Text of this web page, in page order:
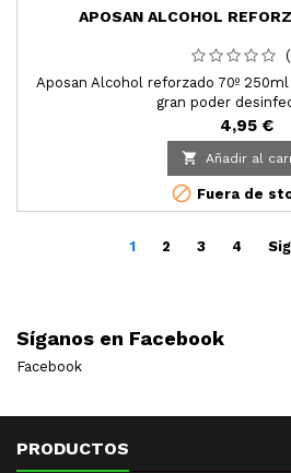
APOSAN ALCOHOL
Aposan Alcohol reforzado 70º
gran poder
4,95 €
 Añadir al
 Fuera de
1 2 3 4
Síganos en Facebook
Facebook
PRODUCTOS